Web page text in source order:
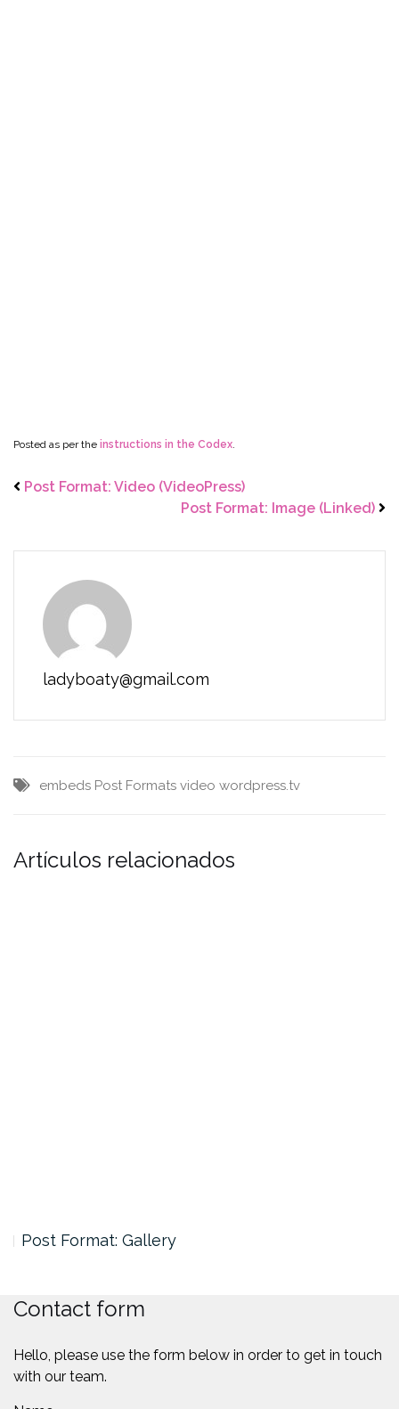
Posted as per the instructions in the Codex.
Post Format: Video (VideoPress)
Post Format: Image (Linked)
ladyboaty@gmail.com
embeds Post Formats video wordpress.tv
Artículos relacionados
Post Format: Gallery
Contact form
Hello, please use the form below in order to get in touch
with our team.